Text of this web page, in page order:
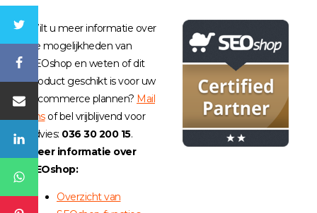
Wilt u meer informatie over
de mogelijkheden van
SEOshop en weten of dit
product geschikt is voor uw
e-commerce plannen? Mail
onsof bel vrijblijvend voor
advies: 036 30 200 15.
Meer informatie over
SEOshop:
Overzicht van